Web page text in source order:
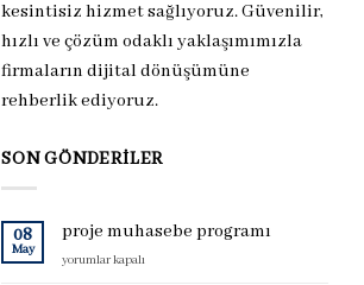
kesintisiz hizmet sağlıyoruz. Güvenilir,
hızlı ve çözüm odaklı yaklaşımımızla
firmaların dijital dönüşümüne
rehberlik ediyoruz.
SON GÖNDERILER
08
May
proje muhasebe programı
proje
yorumlar kapalı